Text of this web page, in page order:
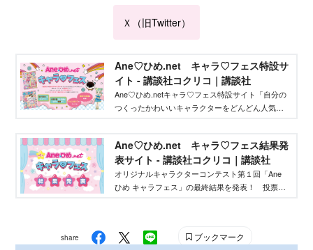
Ｘ（旧Twitter）
Ane♡ひめ.net キャラ♡フェス特設サ
イト - 講談社コクリコ｜講談社
Ane♡ひめ.netキャラ♡フェス特設サイト「自分の
つくったかわいいキャラクターをどんどん人気者
作りたいクリエイターを応援するイベントです！
Ane♡ひめ.net キャラ♡フェス結果発
表サイト - 講談社コクリコ｜講談社
オリジナルキャラクターコンテスト第１回「Ane
ひめ キャラフェス」の最終結果を発表！ 投票結
share ブックマーク